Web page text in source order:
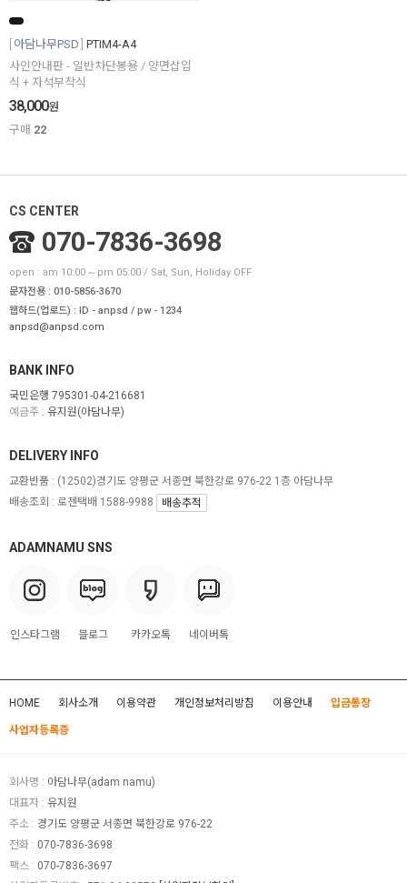
아담나무PSD PTIM4-A4
사인안내판 - 일반차단봉용 / 양면삽입
식 + 자석부착식
38,000원
구매 22
CS CENTER
070-7836-3698
open : am 10:00 ~ pm 05:00 / Sat, Sun, Holiday OFF
문자전용 : 010-5856-3670
웹하드(업로드) : ID - anpsd / pw - 1234
anpsd@anpsd.com
BANK INFO
국민은행 795301-04-216681
예금주 : 유지원(아담나무)
ADAMNAMU SNS
인스타그램 블로그 카카오톡 네이버톡
DELIVERY INFO
교환반품 : (12502)경기도 양평군 서종면 북한강로 976-22 1층 아담나무
배송조회 : 로젠택배 1588-9988
배송추적
HOME 회사소개 이용약관 개인정보처리방침 이용안내 입금통장
사업자등록증
회사명 : 아담나무(adam namu)
대표자 : 유지원
주소 : 경기도 양평군 서종면 북한강로 976-22
전화 : 070-7836-3698
팩스 : 070-7836-3697